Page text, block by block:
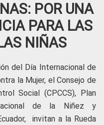
POR UNA
PARA LAS
NIÑAS
del Día Internacional de
la Mujer, el Consejo de
Social (CPCCS), Plan
de la Niñez y
invitan a la Rueda